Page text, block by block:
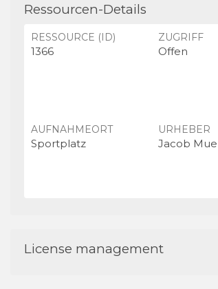
Ressourcen-Details
RESSOURCE (ID)
1366
ZUGRIFF
Offen
AUFNAHMEORT
Sportplatz
URHEBER
Jacob
License management